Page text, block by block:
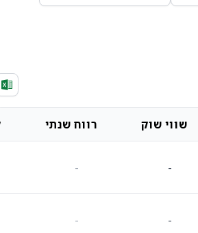
שווי שוק רווח שנתי
-
-
-
-